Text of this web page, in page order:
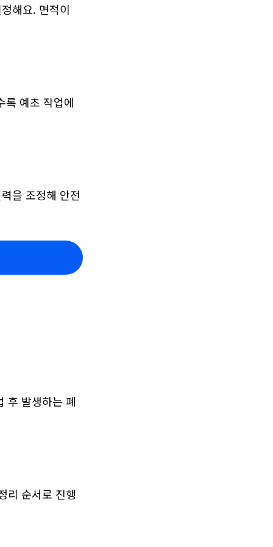
해요. 면적이
록 예초 작업에
을 조정해 안전
후 발생하는 폐
리 순서로 진행